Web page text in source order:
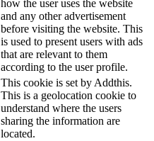
how the user uses the website
and any other advertisement
before visiting the website. This
is used to present users with ads
that are relevant to them
according to the user profile.
This cookie is set by Addthis.
This is a geolocation cookie to
understand where the users
sharing the information are
located.